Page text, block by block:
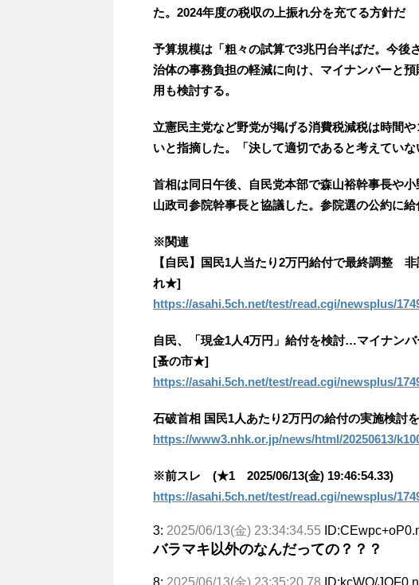
た。2024年度の税収の上振れ分を充てる方針だ
予算規模は「粗々の試算で3兆円台半ばだ。今後
治体の事務負担の軽減に向け、マイナンバーと
用も検討する。
立憲民主党など野党が掲げる消費税減税は時間
いと指摘した。「決して適切であると考えていな
首相は同日午後、自民党本部で森山裕幹事長や
山政司参院幹事長と協議した。参院選の公約に給
※関連
【自民】国民1人当たり2万円給付で最終調整
れ★]
https://asahi.5ch.net/test/read.cgi/newsplus/
自民、「現金1人4万円」給付を検討…マイナン
[蚤の市★]
https://asahi.5ch.net/test/read.cgi/newsplus/
石破首相 国民1人あたり2万円の給付の実施検討
https://www3.nhk.or.jp/news/html/20250613/
※前スレ (★1 2025/06/13(金) 19:46:54.33)
https://asahi.5ch.net/test/read.cgi/newsplus/
3: 2025/06/13(金) 23:34:34.55
バラマキ以外のなんだっての？？？
8: 2025/06/13(金) 23:35:20.78 ID:kcWQ/